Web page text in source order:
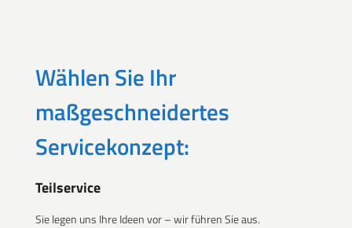
Wählen Sie Ihr
maßgeschneidertes
Servicekonzept:
Teilservice
Sie legen uns Ihre Ideen vor – wir führen Sie aus.